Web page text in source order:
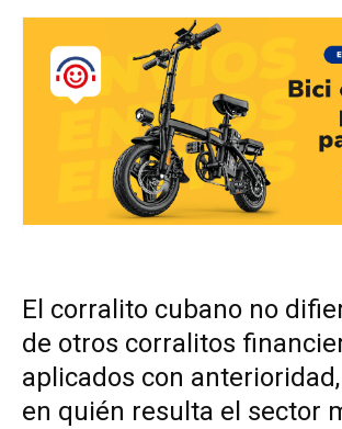
El corralito cubano no
de otros corralitos
aplicados con
en quién resulta el sector